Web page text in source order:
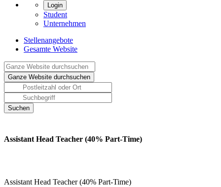
Login
Student
Unternehmen
Stellenangebote
Gesamte Website
Assistant Head Teacher (40% Part-Time)
Assistant Head Teacher (40% Part-Time)